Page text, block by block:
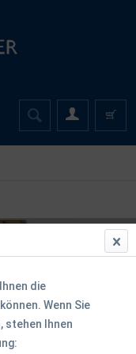
die
Wenn Sie
stehen Ihnen